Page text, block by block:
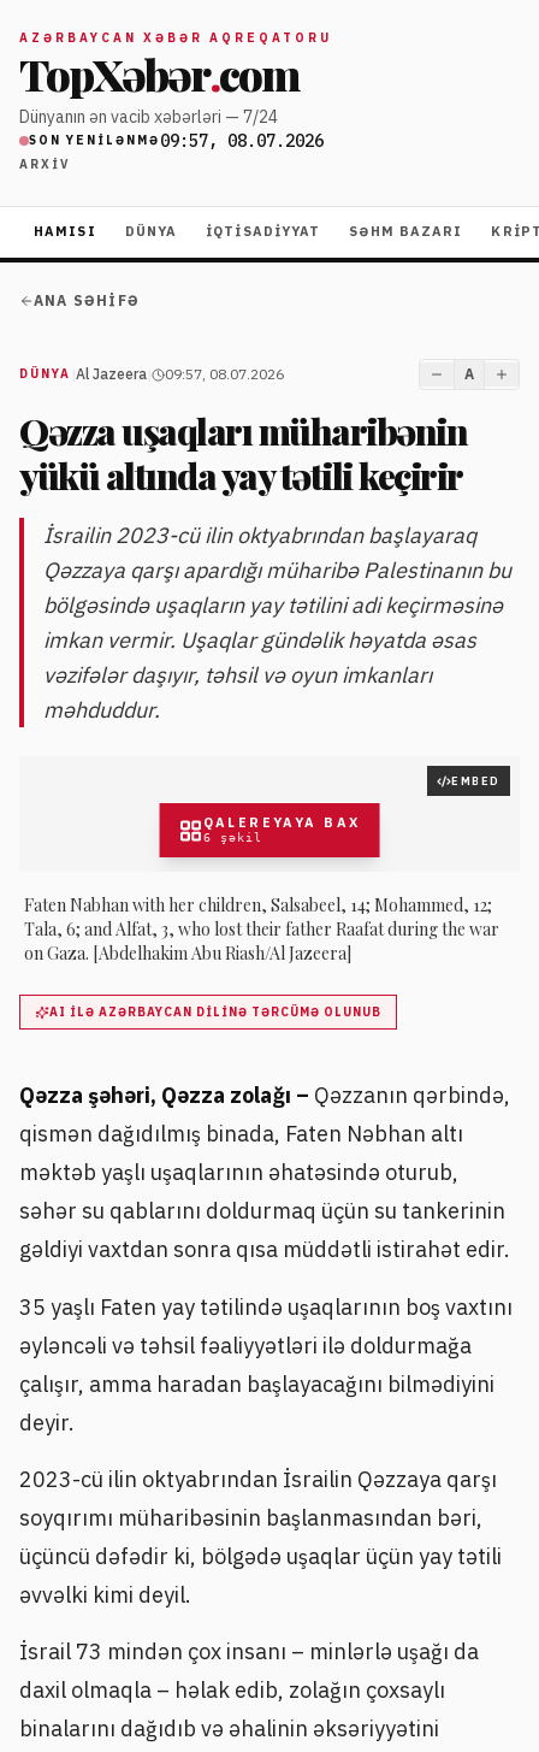
AZƏRBAYCAN XƏBƏR AQREQATORU
TopXəbər.com
Dünyanın ən vacib xəbərləri — 7/24
SON YENILƏNMƏ 09:57, 08.07.2026
ARXIV
HAMISI DÜNYA İQTISADIYYAT SƏHM BAZARI
ANA SƏHIFƏ
DÜNYA Al Jazeera 09:57, 08.07.2026 A
Qəzza uşaqları müharibənin
yükü altında yay tətili keçirir
İsrailin 2023-cü ilin oktyabrından başlayaraq
Qəzzaya qarşı apardığı müharibə Palеstinanın bu
bölgəsində uşaqların yay tətilini adi keçirməsinə
imkan vermir. Uşaqlar gündəlik həyatda əsas
vəzifələr daşıyır, təhsil və oyun imkanları
məhduddur.
QALEREYAYA BAX
6 şəkil
EMBED
Faten Nabhan with her children, Salsabeel, 14; Mohammed, 12;
Tala, 6; and Alfat, 3, who lost their father Raafat during the war
on Gaza. [Abdelhakim Abu Riash/Al Jazeera]
AI ILƏ AZƏRBAYCAN DILINƏ TƏRCÜMƏ OLUNUB
Qəzza şəhəri, Qəzza zolağı – Qəzzanın qərbində,
qismən dağıdılmış binada, Faten Nəbhan altı
məktəb yaşlı uşaqlarının əhatəsində oturub,
səhər su qablarını doldurmaq üçün su tankerinin
gəldiyi vaxtdan sonra qısa müddətli istirahət edir.
35 yaşlı Faten yay tətilində uşaqlarının boş vaxtını
əyləncəli və təhsil fəaliyyətləri ilə doldurmağa
çalışır, amma haradan başlayacağını bilmədiyini
deyir.
2023-cü ilin oktyabrından İsrailin Qəzzaya qarşı
soyqırımı müharibəsinin başlanmasından bəri,
üçüncü dəfədir ki, bölgədə uşaqlar üçün yay tətili
əvvəlki kimi deyil.
İsrail 73 mindən çox insanı – minlərlə uşağı da
daxil olmaqla – həlak edib, zolağın çoxsaylı
binalarını dağıdıb və əhalinin əksəriyyətini